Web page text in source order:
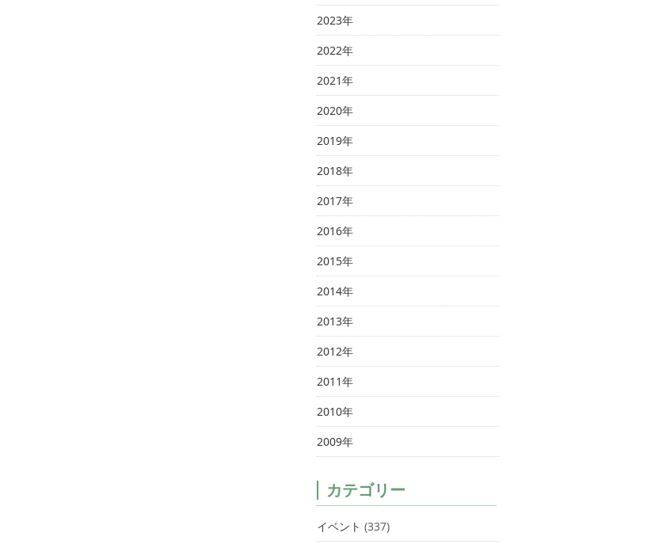
2023年
2022年
2021年
2020年
2019年
2018年
2017年
2016年
2015年
2014年
2013年
2012年
2011年
2010年
2009年
カテゴリー
イベント (337)